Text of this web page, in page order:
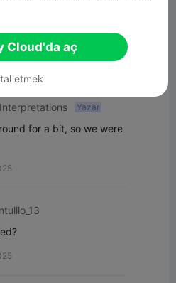
Yorum
Yazar
for a bit, so we were
Cloud'da aç
etmek